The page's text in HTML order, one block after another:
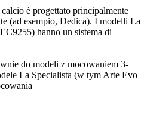
è progettato principalmente
(ad esempio, Dedica). I modelli La
hanno un sistema di
do modeli z mocowaniem 3-
La Specialista (w tym Arte Evo